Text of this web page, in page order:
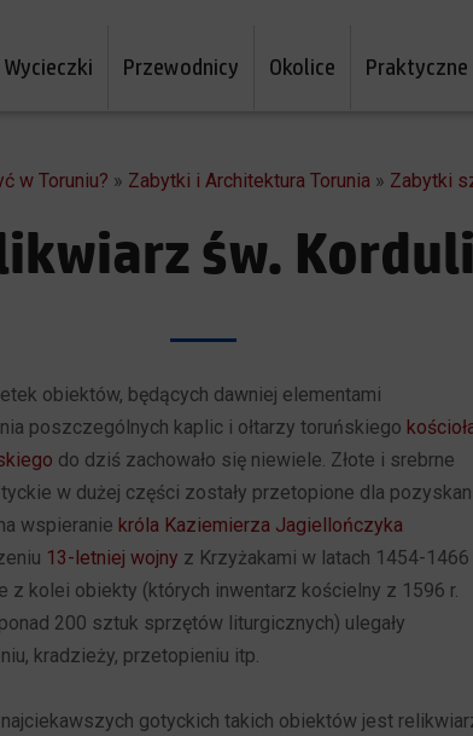
Wycieczki Przewodnicy Okolice Praktyczne
w Toruniu? » Zabytki i Architektura Torunia » Zabytki
św.
obiektów, będących dawniej elementami
poszczególnych kaplic i ołtarzy toruńskiego
do dziś zachowało się niewiele. Złote i srebrne
w dużej części zostały przetopione dla
wspieranie króla Kaziemierza Jagiellończyka
13-letniej wojny z Krzyżakami w latach 1454-1466
z kolei obiekty (których inwentarz kościelny z 1596 r.
200 sztuk sprzętów liturgicznych) ulegały
kradzieży, przetopieniu itp.
gotyckich takich obiektów jest